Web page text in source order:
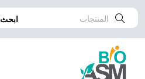
ابحث